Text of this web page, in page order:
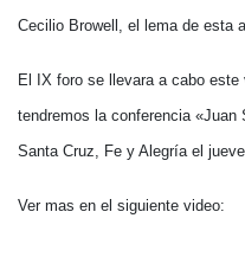
Cecilio Browell, el lema de esta
El IX foro se llevara a cabo
tendremos la conferencia
Santa Cruz, Fe y Alegría el
Ver mas en el siguiente video: